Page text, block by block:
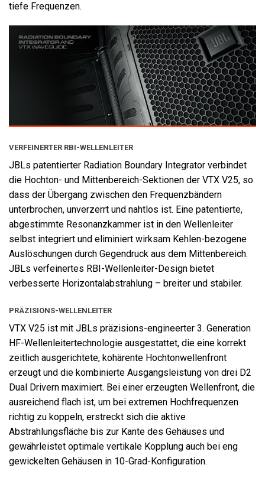
tiefe Frequenzen.
VERFEINERTER RBI-WELLENLEITER
JBLs patentierter Radiation Boundary Integrator verbindet
die Hochton- und Mittenbereich-Sektionen der VTX V25, so
dass der Übergang zwischen den Frequenzbändern
unterbrochen, unverzerrt und nahtlos ist. Eine patentierte,
abgestimmte Resonanzkammer ist in den Wellenleiter
selbst integriert und eliminiert wirksam Kehlen-bezogene
Auslöschungen durch Gegendruck aus dem Mittenbereich.
JBLs verfeinertes RBI-Wellenleiter-Design bietet
verbesserte Horizontalabstrahlung – breiter und stabiler.
PRÄZISIONS-WELLENLEITER
VTX V25 ist mit JBLs präzisions-engineerter 3. Generation
HF-Wellenleitertechnologie ausgestattet, die eine korrekt
zeitlich ausgerichtete, kohärente Hochtonwellenfront
erzeugt und die kombinierte Ausgangsleistung von drei D2
Dual Drivern maximiert. Bei einer erzeugten Wellenfront, die
ausreichend flach ist, um bei extremen Hochfrequenzen
richtig zu koppeln, erstreckt sich die aktive
Abstrahlungsfläche bis zur Kante des Gehäuses und
gewährleistet optimale vertikale Kopplung auch bei eng
gewickelten Gehäusen in 10-Grad-Konfiguration.